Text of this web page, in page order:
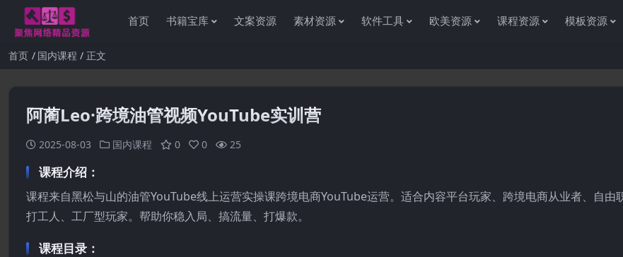
首页 书籍宝库 文案资源 素材资源 软件工具 欧美资源 课程资源 模板资源
首页 国内课程 正文
阿蔺Leo·跨境油管视频YouTube实训营
2025-08-03 国内课程 0 0 25
课程介绍：
课程来自黑松与山的油管YouTube线上运营实操课跨境电商YouTube运营。适合内容平台玩家、跨境电商从业者、自由
打工人、工厂型玩家。帮助你稳入局、搞流量、打爆款。
课程目录：
感谢您访问资源杂货铺获取各种信息资源!如